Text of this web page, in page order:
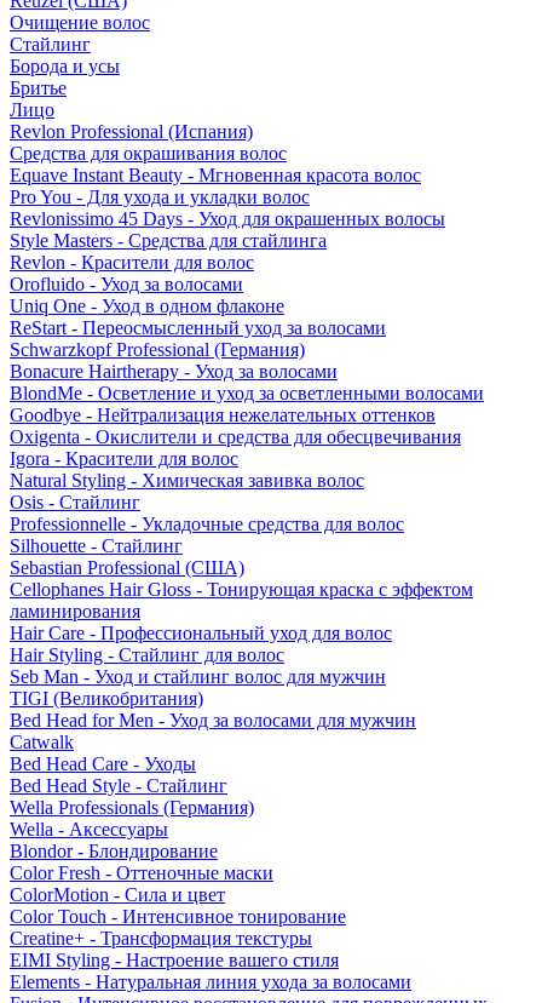
Очищение волос
Стайлинг
Борода и усы
Бритье
Лицо
Revlon Professional (Испания)
Средства для окрашивания волос
Equave Instant Beauty - Мгновенная красота волос
Pro You - Для ухода и укладки волос
Revlonissimo 45 Days - Уход для окрашенных волосы
Style Masters - Средства для стайлинга
Revlon - Красители для волос
Orofluido - Уход за волосами
Uniq One - Уход в одном флаконе
ReStart - Переосмысленный уход за волосами
Schwarzkopf Professional (Германия)
Bonacure Hairtherapy - Уход за волосами
BlondMe - Осветление и уход за осветленными волосами
Goodbye - Нейтрализация нежелательных оттенков
Oxigenta - Окислители и средства для обесцвечивания
Igora - Красители для волос
Natural Styling - Химическая завивка волос
Osis - Стайлинг
Professionnelle - Укладочные средства для волос
Silhouette - Стайлинг
Sebastian Professional (США)
Cellophanes Hair Gloss - Тонирующая краска с эффектом
ламинирования
Hair Care - Профессиональный уход для волос
Hair Styling - Стайлинг для волос
Seb Man - Уход и стайлинг волос для мужчин
TIGI (Великобритания)
Bed Head for Men - Уход за волосами для мужчин
Catwalk
Bed Head Care - Уходы
Bed Head Style - Стайлинг
Wella Professionals (Германия)
Wella - Аксессуары
Blondor - Блондирование
Color Fresh - Оттеночные маски
ColorMotion - Сила и цвет
Color Touch - Интенсивное тонирование
Creatine+ - Трансформация текстуры
EIMI Styling - Настроение вашего стиля
Elements - Натуральная линия ухода за волосами